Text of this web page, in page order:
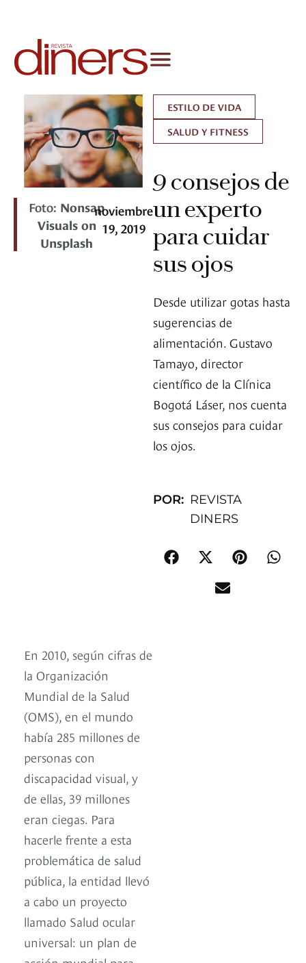
Foto: Nonsap
Visuals on
Unsplash
noviembre
19, 2019
ESTILO DE VIDA
SALUD Y FITNESS
9 consejos de
un experto
para cuidar
sus ojos
Desde utilizar gotas hasta
sugerencias de
alimentación. Gustavo
Tamayo, director
científico de la Clínica
Bogotá Láser, nos cuenta
sus consejos para cuidar
los ojos.
POR: REVISTA
DINERS
En 2010, según cifras de
la Organización
Mundial de la Salud
(OMS), en el mundo
había 285 millones de
personas con
discapacidad visual, y
de ellas, 39 millones
eran ciegas. Para
hacerle frente a esta
problemática de salud
pública, la entidad llevó
a cabo un proyecto
llamado Salud ocular
universal: un plan de